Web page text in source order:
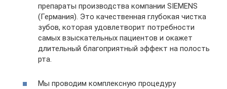
препараты производства компании SIEMENS
(Германия). Это качественная глубокая чистка
зубов, которая удовлетворит потребности
самых взыскательных пациентов и окажет
длительный благоприятный эффект на полость
рта.
Мы проводим комплексную процедуру